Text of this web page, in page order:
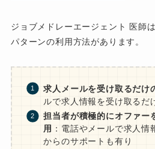
ジョブメドレーエージェント 医師
パターンの利用方法があります。
求人メールを受け取るだけ
ルで求人情報を受け取るだ
担当者が積極的にオファー
用 ：電話やメールで求人
からのサポートも有り